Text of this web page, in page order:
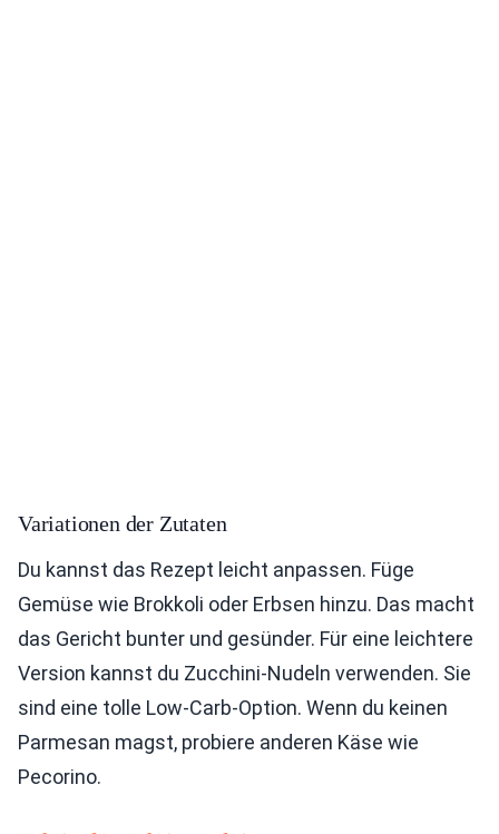
Variationen der Zutaten
Du kannst das Rezept leicht anpassen. Füge
Gemüse wie Brokkoli oder Erbsen hinzu. Das macht
das Gericht bunter und gesünder. Für eine leichtere
Version kannst du Zucchini-Nudeln verwenden. Sie
sind eine tolle Low-Carb-Option. Wenn du keinen
Parmesan magst, probiere anderen Käse wie
Pecorino.